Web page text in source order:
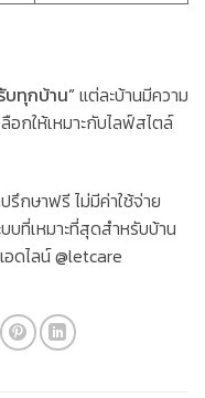
ทุกบ้าน” แต่ละบ้านมีความ
กให้เหมาะกับไลฟ์สไตล์
รึกษาฟรี ไม่มีค่าใช้จ่าย
บที่เหมาะที่สุดสำหรับบ้าน
ดไลน์ @letcare